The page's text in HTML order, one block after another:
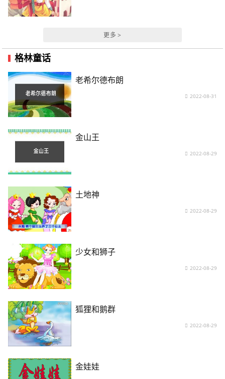
更多 >
格林童话
老希尔德布朗
2022-08-31
金山王
2022-08-29
土地神
2022-08-29
少女和狮子
2022-08-29
狐狸和鹅群
2022-08-29
金娃娃